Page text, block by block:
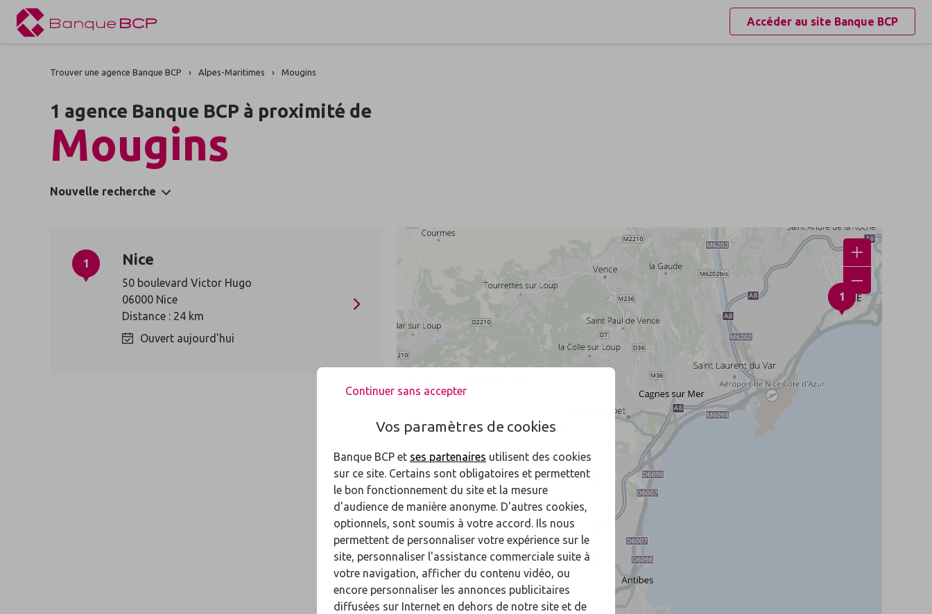
Accéder au site Banque BCP
Trouver une agence Banque BCP Alpes-Maritimes Mougins
1 agence Banque BCP à proximité de
Mougins
Nouvelle recherche
1 Nice
50 boulevard Victor Hugo
06000 Nice
Distance : 24 km
Ouvert aujourd'hui
1
Continuer sans accepter
Vos paramètres de cookies
Banque BCP et ses partenaires utilisent des cookies
sur ce site. Certains sont obligatoires et permettent
le bon fonctionnement du site et la mesure
d'audience de manière anonyme. D'autres cookies,
optionnels, sont soumis à votre accord. Ils nous
permettent de personnaliser votre expérience sur le
site, personnaliser l'assistance commerciale suite à
votre navigation, afficher du contenu vidéo, ou
encore personnaliser les annonces publicitaires
diffusées sur Internet en dehors de notre site et de